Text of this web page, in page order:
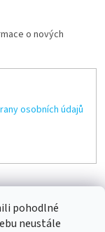
pohodlné
neustále
o nových
osobních údajů